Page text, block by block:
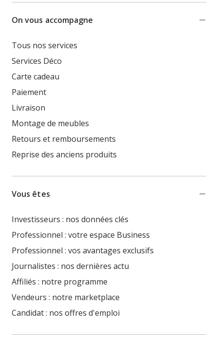
On vous accompagne
Tous nos services
Services Déco
Carte cadeau
Paiement
Livraison
Montage de meubles
Retours et remboursements
Reprise des anciens produits
Vous êtes
Investisseurs : nos données clés
Professionnel : votre espace Business
Professionnel : vos avantages exclusifs
Journalistes : nos dernières actu
Affiliés : notre programme
Vendeurs : notre marketplace
Candidat : nos offres d'emploi